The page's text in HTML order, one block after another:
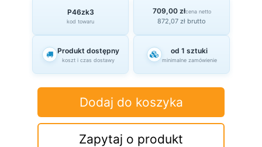
P46zk3
kod towaru
709,00 złcena netto
872,07 zł brutto
Produkt dostępny
koszt i czas dostawy
od 1 sztuki
minimalne zamówienie
Zapytaj o produkt
Dodaj do koszyka